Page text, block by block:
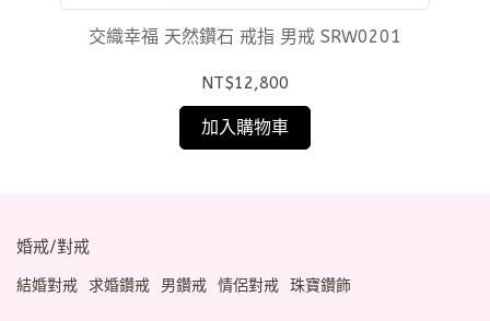
交織幸福 天然鑽石 戒指 男戒 SRW0201
NT$12,800
加入購物車
婚戒/對戒
結婚對戒 求婚鑽戒 男鑽戒 情侶對戒 珠寶鑽飾